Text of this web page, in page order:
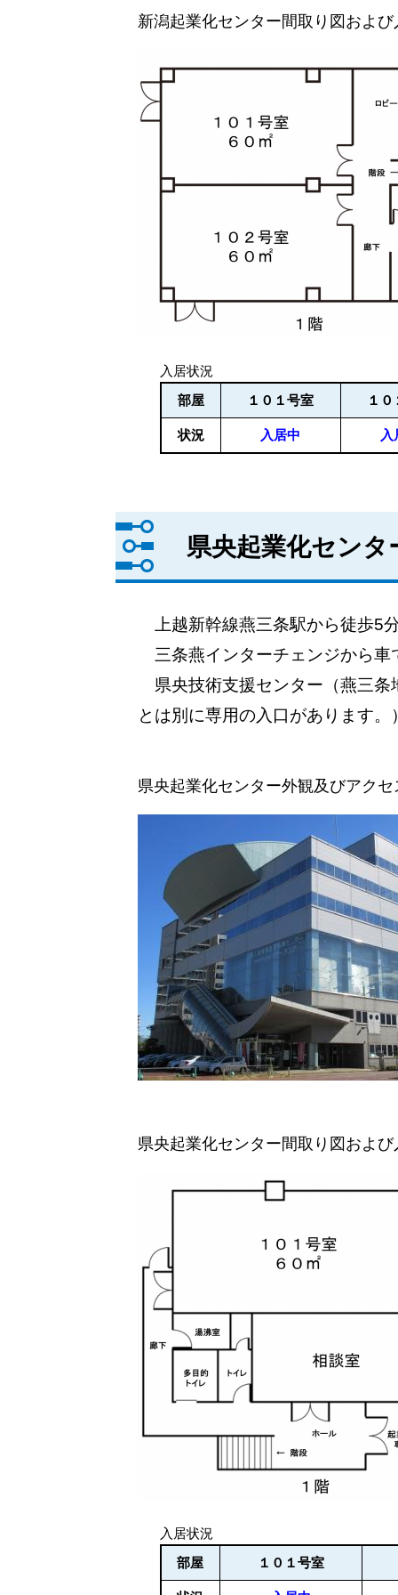
新潟起業化センター間取り図および
入居状況
部屋
１０１号室 １
状況 入居中 入
県央起業化センタ
上越新幹線燕三条駅から徒歩5
三条燕インターチェンジから車
県央技術支援センター（燕三条
とは別に専用の入口があります
県央起業化センター外観及びアクセ
県央起業化センター間取り図および
入居状況
部屋
１０１号室